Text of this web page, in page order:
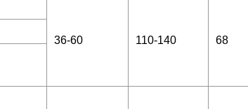
36-60 110-140 68